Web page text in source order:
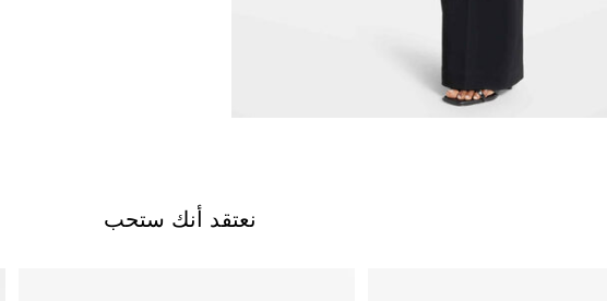
نعتقد أنك ستحب